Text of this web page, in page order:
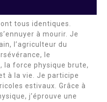
tous identiques.
à mourir. Je
l’agriculteur du
le
la force physique brute,
à la vie. Je participe
estivaux. Grâce à
j’éprouve une